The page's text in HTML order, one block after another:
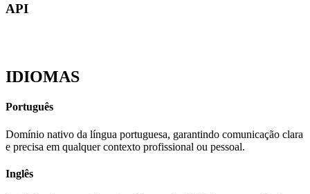
API
IDIOMAS
Português
Domínio nativo da língua portuguesa, garantindo comunicação clara
e precisa em qualquer contexto profissional ou pessoal.
Inglês